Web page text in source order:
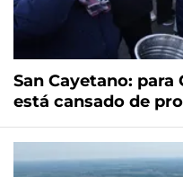
San Cayetano: para
está cansado de